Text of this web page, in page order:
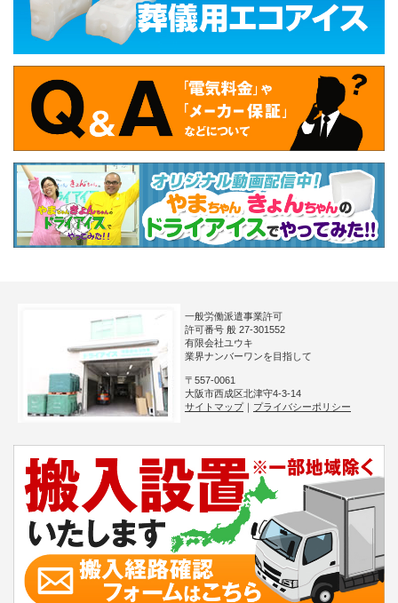
一般労働派遣事業許可
許可番号 般 27-301552
有限会社ユウキ
業界ナンバーワンを目指して
〒557-0061
大阪市西成区北津守4-3-14
サイトマップ
プライバシーポリシー